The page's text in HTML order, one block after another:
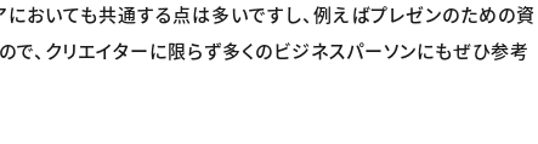
においても共通する点は多いですし、例えばプレゼンのための資
、クリエイターに限らず多くのビジネスパーソンにもぜひ参考